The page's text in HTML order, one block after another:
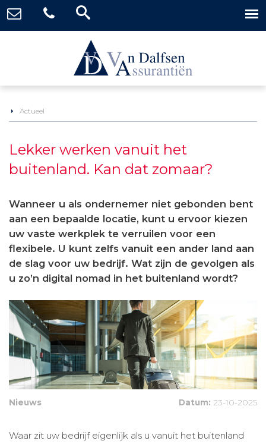
Actueel
Lekker werken vanuit het
buitenland. Kan dat zomaar?
Wanneer u als ondernemer niet gebonden bent
aan een bepaalde locatie, kunt u ervoor kiezen
uw vaste werkplek te verruilen voor een
flexibele. U kunt zelfs vanuit een ander land aan
de slag voor uw bedrijf. Wat zijn de gevolgen als
u zo’n digital nomad in het buitenland wordt?
Nieuws Datum: 23-10-2025
Waar zit uw bedrijf eigenlijk als u vanuit het buitenland